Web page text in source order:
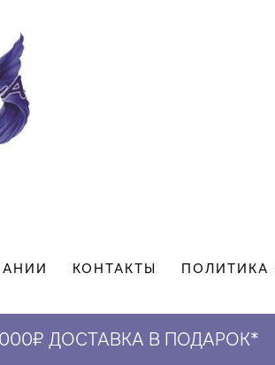
КОНТАКТЫ
ПОЛИТИКА
ДОСТАВКА В ПОДАРОК*
НА ПЕРВЫЙ ЗАКАЗ*